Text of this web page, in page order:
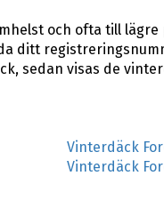
och ofta till lägre
ditt
sedan visas de
Vinterdäck
Vinterdäck